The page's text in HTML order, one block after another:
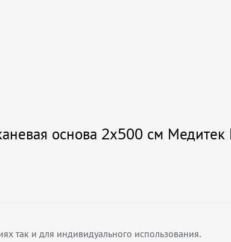
основа 2х500 см
так и для индивидуального использования.